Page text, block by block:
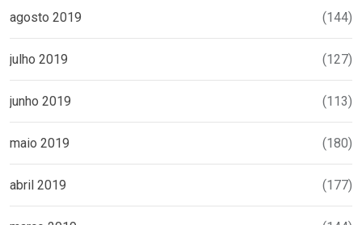
agosto 2019 (144)
julho 2019 (127)
junho 2019 (113)
maio 2019 (180)
abril 2019 (177)